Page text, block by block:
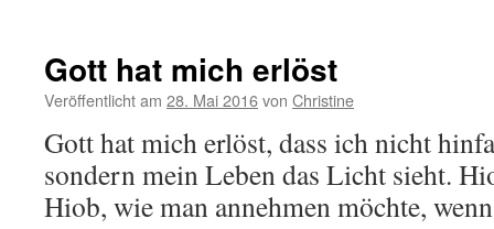
Herrn
Gott hat mich erlöst
Veröffentlicht am 28. Mai 2016von Christine
Gott hat mich erlöst, dass ich nicht
sondern mein Leben das Licht sieht.
Hiob, wie man annehmen möchte,